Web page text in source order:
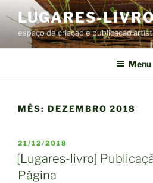
para
conteúdo
LUGARES-
espaço de criação e publicação
Menu
MÊS: DEZEMBRO 2018
PUBLICADO
EM
21/12/2018
[Lugares-livro]
Página